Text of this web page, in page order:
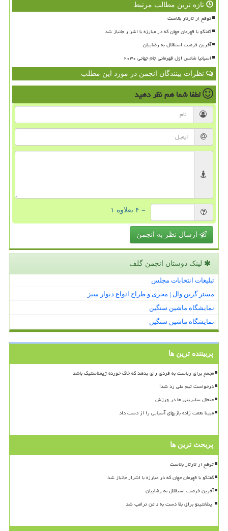
تازه ترین مطالب مرتبط
توقع از تارتار بالاست
گفتگو با قهرمان جهان که در مبارزه با اشرار جانباز شد
آخرین فرصت استقلال به رضاییان
اسپانیا شانس اول قهرمانی جام جهانی ۲۰۳۰
نظرات بینندگان انجمن در مورد این مطلب
لطفا شما همنظر دهید
= ۴ بعلاوه ۱
ارسال نظر به انجمن
لینک دوستان انجمن گلف
تبلیغات انتخابات مجلس
مستر گرین وال | مجری و طراح انواع دیوار سبز
نمایشگاه ماشین سنگین
نمایشگاه ماشین سنگین
پربیننده ترین ها
مجمع برای ریاست به فردی رای بدهد که خاک خورده ژیمناستیک باشد
درخواست تیم ملی رد شد!
جنجال سلبریتی ها در ورزش
مبینا نعمت زاده بازیهای آسیایی را از دست داد
پربحث ترین ها
توقع از تارتار بالاست
گفتگو با قهرمان جهان که در مبارزه با اشرار جانباز شد
آخرین فرصت استقلال به رضاییان
اینفانتینو برای بقا دست به دامن ترامپ شد